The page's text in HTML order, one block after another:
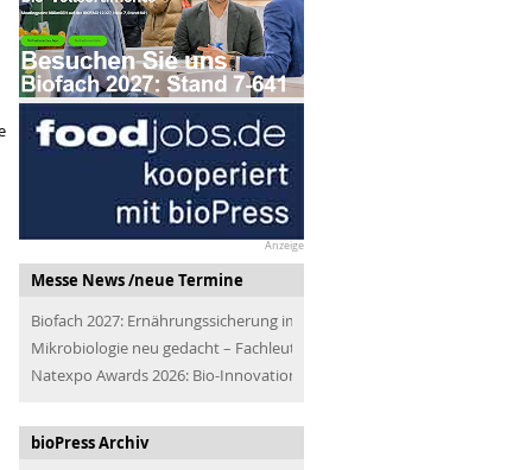
Anzeige
Messe News /neue Termine
Biofach 2027: Ernährungssicherung im Blick
Mikrobiologie neu gedacht – Fachleute der Branche treffen
Natexpo Awards 2026: Bio-Innovationen für alle
bioPress Archiv